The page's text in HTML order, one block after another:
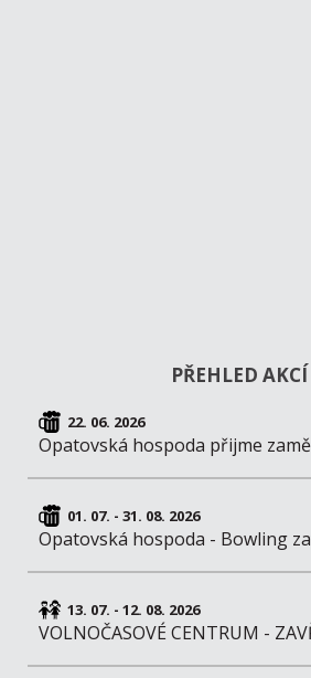
PŘEHLED AKCÍ
22. 06. 2026
Opatovská hospoda přijme
01. 07. - 31. 08. 2026
Opatovská hospoda - Bowling
13. 07. - 12. 08. 2026
VOLNOČASOVÉ CENTRUM -